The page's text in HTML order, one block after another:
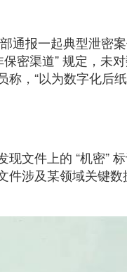
通报一起典型泄密
密渠道” 规定，未
，“以为数字化后
现文件上的 “机密”
件涉及某领域关键